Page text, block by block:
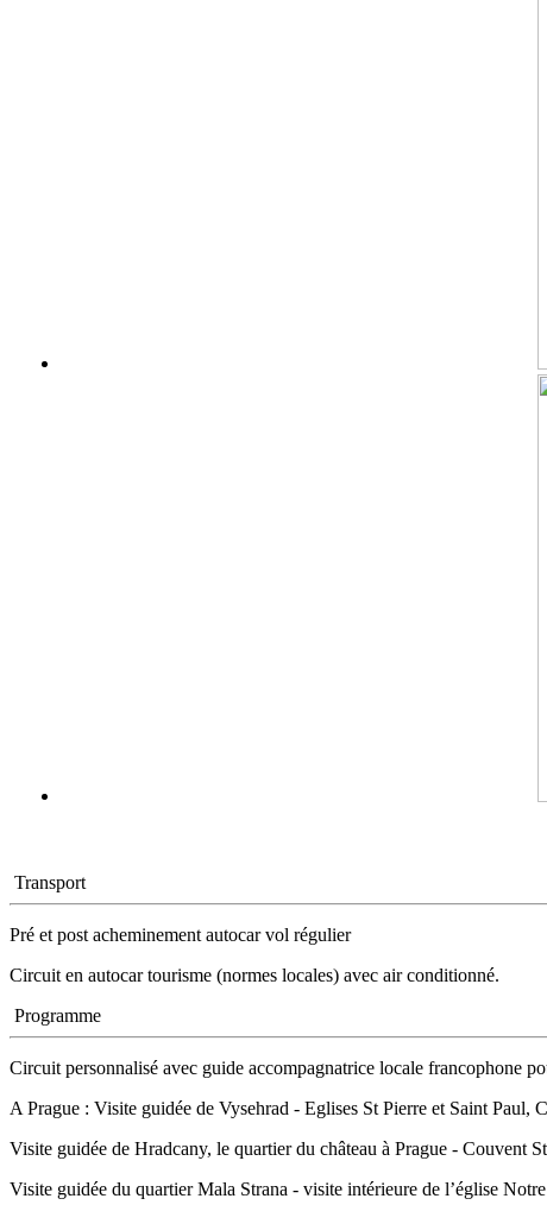
Transport
Pré et post acheminement autocar vol régulier
Circuit en autocar tourisme (normes locales) avec air conditionné.
Programme
Circuit personnalisé avec guide accompagnatrice locale francophone
A Prague : Visite guidée de Vysehrad - Eglises St Pierre et Saint Paul,
Visite guidée de Hradcany, le quartier du château à Prague -
Visite guidée du quartier Mala Strana - visite intérieure de l’église